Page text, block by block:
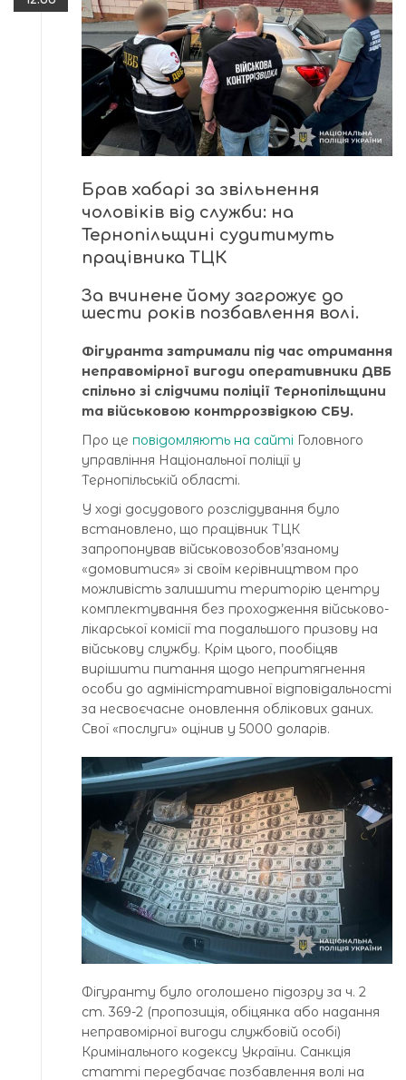
Брав хабарі за звільнення
чоловіків від служби: на
Тернопільщині судитимуть
працівника ТЦК
За вчинене йому загрожує до
шести років позбавлення волі.
Фігуранта затримали під час отримання
неправомірної вигоди оперативники ДВБ
спільно зі слідчими поліції Тернопільщини
та військовою контррозвідкою СБУ.
Про це повідомляють на сайті Головного
управління Національної поліції у
Тернопільській області.
У ході досудового розслідування було
встановлено, що працівник ТЦК
запропонував військовозобов’язаному
«домовитися» зі своїм керівництвом про
можливість залишити територію центру
комплектування без проходження військово-
лікарської комісії та подальшого призову на
військову службу. Крім цього, пообіцяв
вирішити питання щодо непритягнення
особи до адміністративної відповідальності
за несвоєчасне оновлення облікових даних.
Свої «послуги» оцінив у 5000 доларів.
Фігуранту було оголошено підозру за ч. 2
ст. 369-2 (пропозиція, обіцянка або надання
неправомірної вигоди службовій особі)
Кримінального кодексу України. Санкція
статті передбачає позбавлення волі на